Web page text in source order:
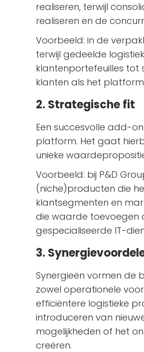
realiseren, terwijl
realiseren en de
Voorbeeld: in de
terwijl gedeelde
klantenportefeuilles tot
klanten als het
2. Strategische fit
Een succesvolle add-
platform. Het gaat
unieke
Voorbeeld: bij P&D
(niche)producten die
klantsegmenten en
die waarde toevoegen
gespecialiseerde IT-
3.
Synergieën vormen de
zowel operationele
efficiëntere logistieke
introduceren van
mogelijkheden of het
creëren.